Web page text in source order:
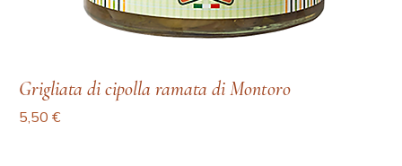
Grigliata di cipolla ramata di Montoro
Prezzo
5,50 €